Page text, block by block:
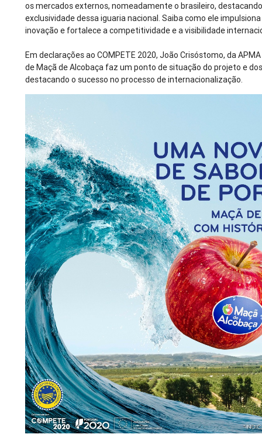
os mercados externos, nomeadamente o brasileiro,
exclusividade dessa iguaria nacional. Saiba como ele
inovação e fortalece a competitividade e a visibilidade
Em declarações ao COMPETE 2020, João Crisóstomo, da
de Maçã de Alcobaça faz um ponto de situação do projeto e
destacando o sucesso no processo de internacionalização.